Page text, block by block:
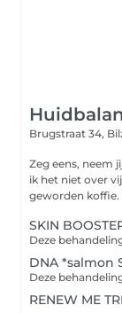
Brugstraat 34,
Zeg eens, neem
ik het niet over
SKIN
DNA *salmon
RENEW ME